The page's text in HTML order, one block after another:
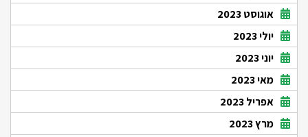
אוגוסט 2023
יולי 2023
יוני 2023
מאי 2023
אפריל 2023
מרץ 2023